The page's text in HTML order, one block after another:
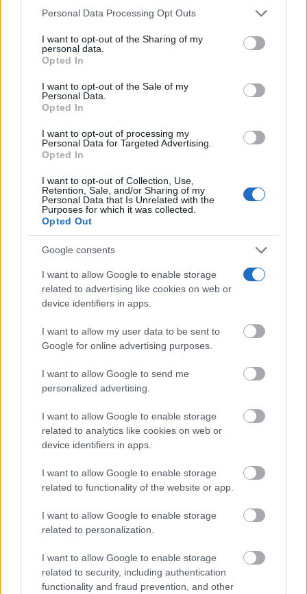
rechazar tal procesamiento. Puede cambiar sus preferencias
a este sitio y haciendo clic en el botón "Privacidad" en la
parte inferior de la página web.
Please note that this website/app uses one or more Google
services and may gather and store information including but
not limited to your visit or usage behaviour. You may click to
use your data for below specified purposes in below Google
consent section.
Personal Data Processing Opt Outs
I want to opt-out of the Sharing of my
personal data.
Opted In
I want to opt-out of the Sale of my
Personal Data.
Opted In
I want to opt-out of processing my
Personal Data for Targeted Advertising.
Opted In
I want to opt-out of Collection, Use,
Retention, Sale, and/or Sharing of my
Personal Data that Is Unrelated with the
Purposes for which it was collected.
Opted Out
Google consents
I want to allow Google to enable storage
related to advertising like cookies on web or
device identifiers in apps.
I want to allow my user data to be sent to
Google for online advertising purposes.
I want to allow Google to send me
personalized advertising.
I want to allow Google to enable storage
related to analytics like cookies on web or
device identifiers in apps.
I want to allow Google to enable storage
related to functionality of the website or app.
I want to allow Google to enable storage
related to personalization.
I want to allow Google to enable storage
related to security, including authentication
functionality and fraud prevention, and other
de ahora la próxima jornada está victoria hay que
hacerla buena visitando al Belmonte
TE RECOMENDAMOS
Corepunk MMORPG
de antes, pero mejor!
Últimas noticias
La Terraza Ayer y Hoy sortea diez entradas
para vivir 40...
06/08/2026
Núñez lamenta que CLM siga siendo la peor
región de España...
verticales marcan la nueva edición...
06/08/2026